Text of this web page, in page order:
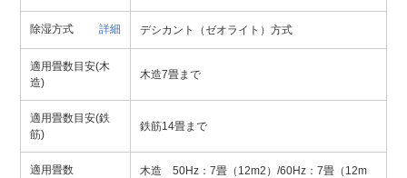
除湿方式 詳細 デシカント（ゼオライト）方式
適用畳数目安(木
造)
木造7畳まで
適用畳数目安(鉄
筋)
鉄筋14畳まで
適用畳数
木造 50Hz：7畳（12m2）/60Hz：7畳（12m